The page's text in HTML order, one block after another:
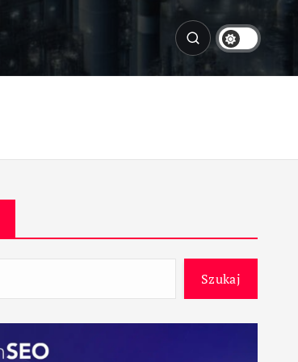
Szukaj